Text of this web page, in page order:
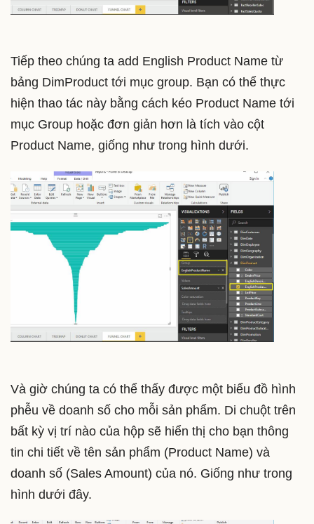
Tiếp theo chúng ta add English Product Name từ
bảng DimProduct tới mục group. Bạn có thể thực
hiện thao tác này bằng cách kéo Product Name tới
mục Group hoặc đơn giản hơn là tích vào cột
Product Name, giống như trong hình dưới.
Và giờ chúng ta có thể thấy được một biểu đồ hình
phễu về doanh số cho mỗi sản phẩm. Di chuột trên
bất kỳ vị trí nào của hộp sẽ hiển thị cho bạn thông
tin chi tiết về tên sản phẩm (Product Name) và
doanh số (Sales Amount) của nó. Giống như trong
hình dưới đây.